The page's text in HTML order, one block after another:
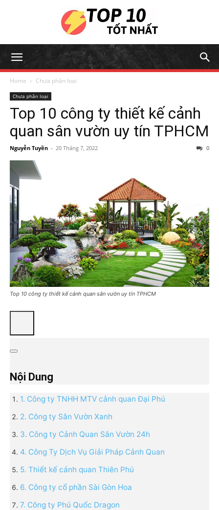
Home Chưa phân loại
Chưa phân loại
Top 10 công ty thiết kế cảnh
quan sân vườn uy tín TPHCM
Nguyễn Tuyền - 20 Tháng 7, 2022 0
Top 10 công ty thiết kế cảnh quan sân vườn uy tín TPHCM
Nội Dung
1. Công ty TNHH MTV cảnh quan Đại Phú
2. Công ty Sân Vườn Xanh
3. Công ty Cảnh Quan Sân Vườn 24h
4. Công Ty Dịch Vụ Giải Pháp Cảnh Quan
5. Thiết kế cảnh quan Thiên Phú
6. Công ty cổ phần Sài Gòn Hoa
7. Công ty Phú Quốc Dragon